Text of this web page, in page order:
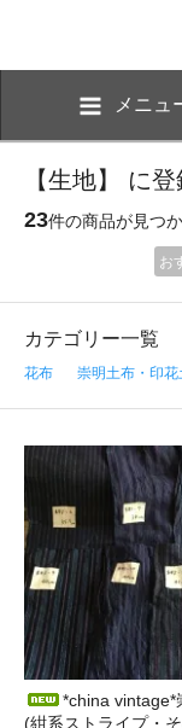
メニュ
【生地】 に
23件の商品が見つ
お
カテゴリー一覧
花布 崇明土布・印花
*china vintage*
(紺系ストライプ・